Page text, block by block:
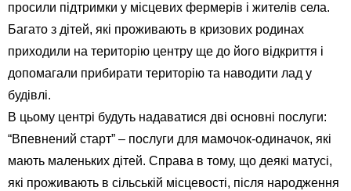
просили підтримки у місцевих фермерів і жителів села.
Багато з дітей, які проживають в кризових родинах
приходили на територію центру ще до його відкриття і
допомагали прибирати територію та наводити лад у
будівлі.
В цьому центрі будуть надаватися дві основні послуги:
“Впевнений старт” – послуги для мамочок-одиначок, які
мають маленьких дітей. Справа в тому, що деякі матусі,
які проживають в сільській місцевості, після народження